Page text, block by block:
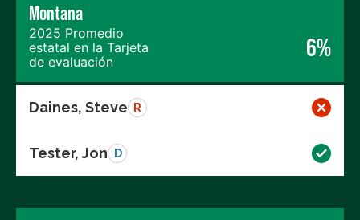
Montana
2025 Promedio
estatal en la Tarjeta
de evaluación
6%
Daines, Steve R
Tester, Jon D